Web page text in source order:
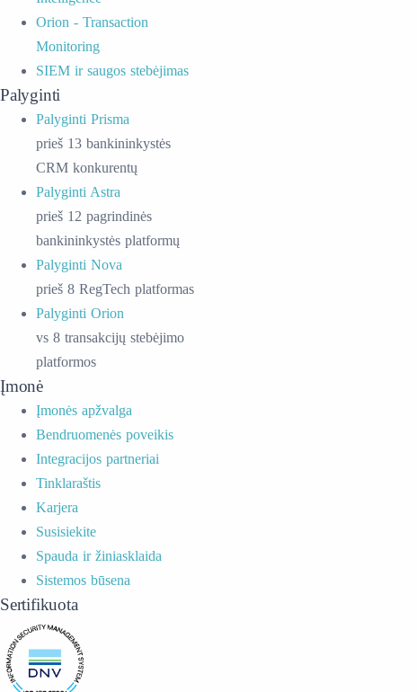
Orion - Transaction
Monitoring
SIEM ir saugos stebėjimas
Palyginti
Palyginti Prisma
prieš 13 bankininkystės
CRM konkurentų
Palyginti Astra
prieš 12 pagrindinės
bankininkystės platformų
Palyginti Nova
prieš 8 RegTech platformas
Palyginti Orion
vs 8 transakcijų stebėjimo
platformos
Įmonė
Įmonės apžvalga
Bendruomenės poveikis
Integracijos partneriai
Tinklaraštis
Karjera
Susisiekite
Spauda ir žiniasklaida
Sistemos būsena
Sertifikuota